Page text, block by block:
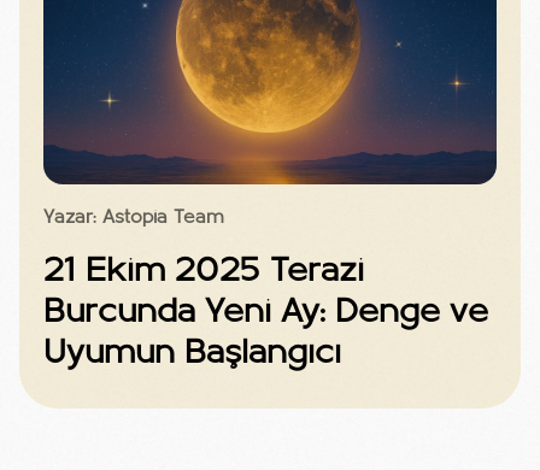
Yazar: Astopia Team
21 Ekim 2025 Terazi
Burcunda Yeni Ay: Denge ve
Uyumun Başlangıcı